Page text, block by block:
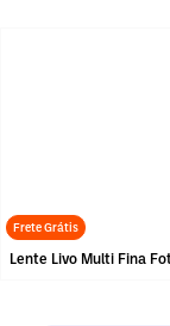
Frete Grátis